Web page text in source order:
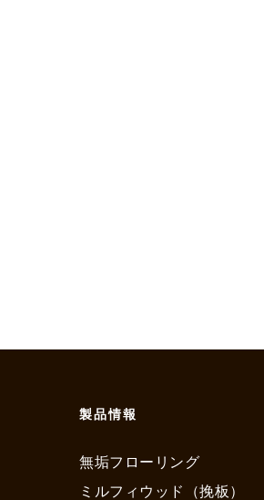
製品情報
無垢フローリング
ミルフィウッド（挽板）